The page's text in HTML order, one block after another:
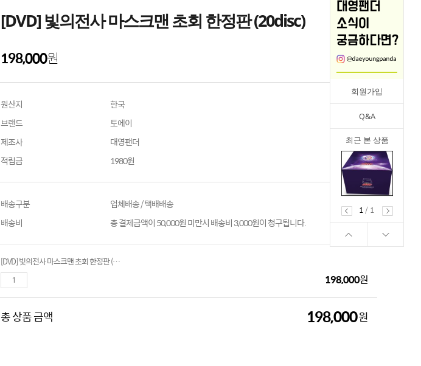
회원가입
Q&A
최근 본 상품
1
/ 1
[DVD] 빛의전사 마스크맨 초회 한정판 (20disc)
198,000원
원산지
한국
브랜드
토에이
제조사
대영팬더
적립금
1980원
배송구분
업체배송 / 택배배송
배송비
총 결제금액이 50,000원 미만시 배송비 3,000원이 청구됩니다.
[DVD] 빛의전사 마스크맨 초회 한정판 (20disc)
198,000원
총 상품 금액 198,000원